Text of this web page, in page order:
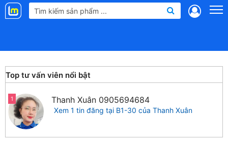
Landmap
Top tư vấn viên nổi bật
1 Thanh Xuân 0905694684
Xem 1 tin đăng tại B1-30 của Thanh Xuân